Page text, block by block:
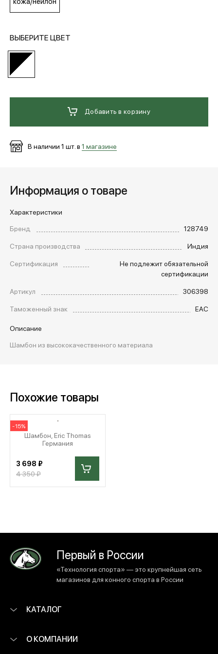
ПОКУПАТЕЛЯМ
Вход в личный кабинет
обратный звонок
ВЫБЕРИТЕ ЦВЕТ
Добавить в корзину
В наличии 1 шт. в 1 магазине
Информация о товаре
Характеристики
Бренд
128749
Страна производства
Индия
Сертификация
Не подлежит обязательной
сертификации
Артикул
306398
Таможенный знак
EAC
Описание
Шамбон из высококачественного материала
Похожие товары
-15%
Шамбон, Eric Thomas
Германия
3 698 ₽
4 350 ₽
Первый в России
«Технология спорта» — это крупнейшая сеть
магазинов для конного спорта в России
КАТАЛОГ
О КОМПАНИИ